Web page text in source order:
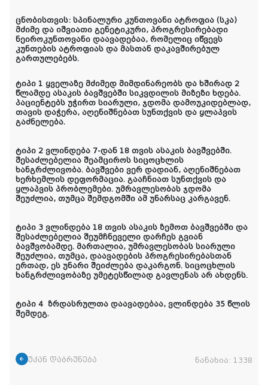
ცნობისთვის: სპინალური კუნთოვანი ატროფია (სკა)
მძიმე და იშვიათი გენეტიკური, პროგრესირებადი
ნეიროკუნთოვანი დაავადებაა, რომელიც იწვევს
კუნთების ატროფიას და მასთან დაკავშირებულ
გართულებებს.
ტიპი 1 ყველაზე მძიმედ მიმდინარეობს და ხშირად 2
წლამდე ასაკის ბავშვებში სიკვდილის მიზეზი ხდება.
პაციენტებს უჭირთ სიარული, ჯდომა დამოუკიდებლად,
თავის დაჭერა, აღენიშნებათ სუნთქვის და ყლაპვის
გაძნელება.
ტიპი 2 ვლინდება 7-დან 18 თვის ასაკის ბავშვებში.
შესაძლებელია შეამციროს სიცოცხლის
ხანგრძლივობა. ბავშვები ვერ დადიან, აღენიშნებათ
ხერხემლის დეფორმაცია. გააჩნიათ სუნთქვის და
ყლაპვის პრობლემები. უმრავლესობას ჯდომა
შეუძლია, თუმცა შემდგომში ამ უნარსაც კარგავენ.
ტიპი 3 ვლინდება 18 თვის ასაკის ზემოთ ბავშვებში და
შესაძლებელია შეუმჩნეველი დარჩეს გვიან
ბავშვობამდე. მართალია, უმრავლესობას სიარული
შეუძლია, თუმცა, დაავადების პროგრესირებასთან
ერთად, ეს უნარი შეიძლება დაკარგონ. სიცოცხლის
ხანგრძლივობაზე უმეტესწილად გავლენას არ ახდენს.
ტიპი 4 ზრდასრულთა დაავადებაა, ვლინდება 35 წლის
შემდეგ.
უკან დაბრუნება ნანახია: 1338